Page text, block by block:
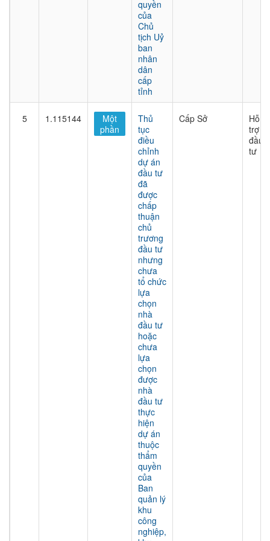
quyền
của
Chủ
tịch Uỷ
ban
nhân
dân
cấp
tỉnh
5 1.115144
Một
phần
Thủ
tục
điều
chỉnh
dự án
đầu tư
đã
được
chấp
thuận
chủ
trương
đầu tư
nhưng
chưa
tổ chức
lựa
chọn
nhà
đầu tư
hoặc
chưa
lựa
chọn
được
nhà
đầu tư
thực
hiện
dự án
thuộc
thẩm
quyền
của
Ban
quản lý
khu
công
nghiệp,
Cấp Sở
Hỗ
trợ
đầu
tư